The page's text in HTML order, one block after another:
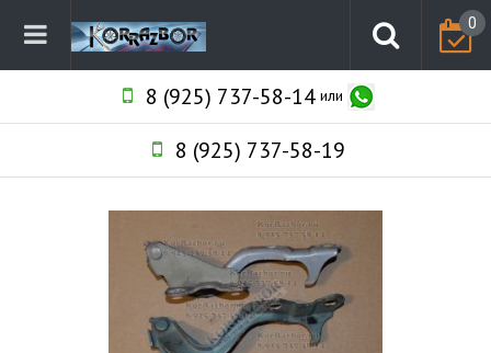
0
8 (925) 737-58-14или
8 (925) 737-58-19